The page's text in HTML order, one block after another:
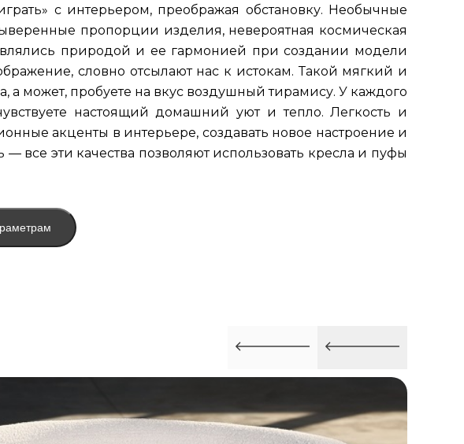
с интерьером, преображая обстановку. Необычные
пропорции изделия, невероятная космическая
природой и ее гармонией при создании модели
словно отсылают нас к истокам. Такой мягкий и
может, пробуете на вкус воздушный тирамису. У каждого
настоящий домашний уют и тепло. Легкость и
акценты в интерьере, создавать новое настроение и
— все эти качества позволяют использовать кресла и пуфы